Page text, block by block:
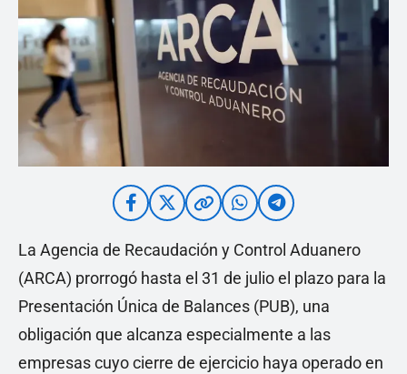
La Agencia de Recaudación y Control Aduanero
(ARCA) prorrogó hasta el 31 de julio el plazo para la
Presentación Única de Balances (PUB), una
obligación que alcanza especialmente a las
empresas cuyo cierre de ejercicio haya operado en